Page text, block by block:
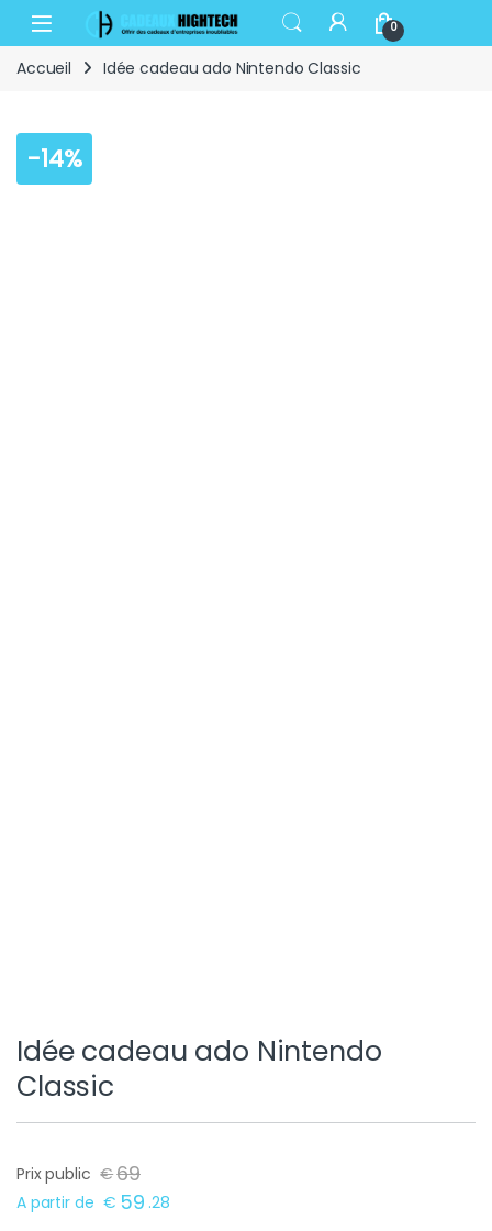
Skip to navigation
Skip to content
Open 0
Accueil Idée cadeau ado Nintendo Classic
-14%
Idée cadeau ado Nintendo
Classic
Prix public €69
A partir de € 59 .28